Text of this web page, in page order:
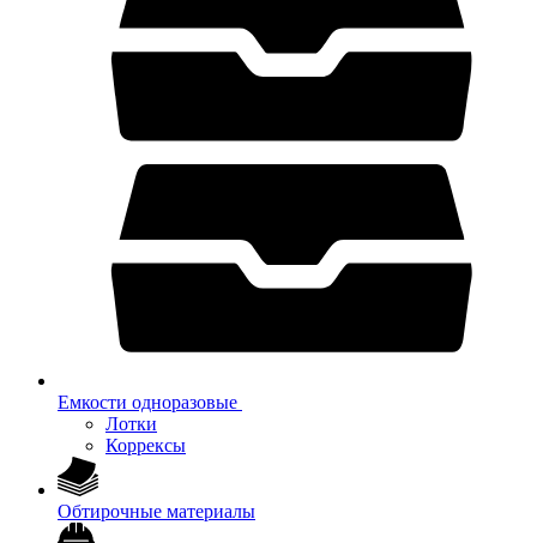
Емкости одноразовые
Лотки
Коррексы
Обтирочные материалы